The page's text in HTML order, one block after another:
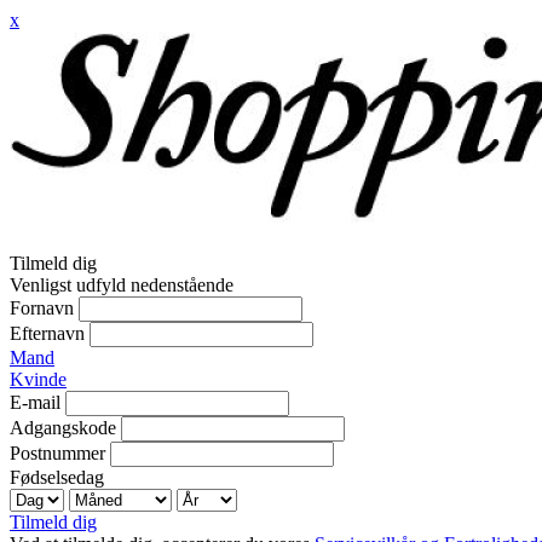
x
Tilmeld dig
Venligst udfyld nedenstående
Fornavn
Efternavn
Mand
Kvinde
E-mail
Adgangskode
Postnummer
Fødselsedag
Tilmeld dig